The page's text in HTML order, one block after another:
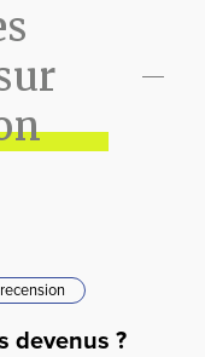
recension
devenus ?